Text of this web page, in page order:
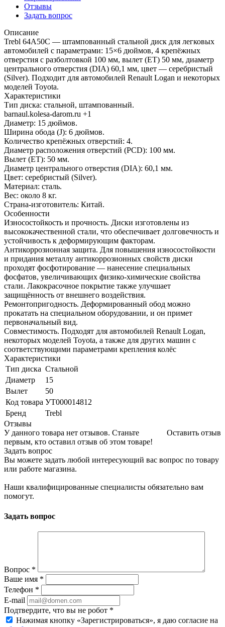
Отзывы
Задать вопрос
Описание
Trebl 64A50C — штампованный стальной диск для легковых
автомобилей с параметрами: 15×6 дюймов, 4 крепёжных
отверстия с разболтовкой 100 мм, вылет (ET) 50 мм, диаметр
центрального отверстия (DIA) 60,1 мм, цвет — серебристый
(Silver). Подходит для автомобилей Renault Logan и некоторых
моделей Toyota.
Характеристики
Тип диска: стальной, штампованный.
barnaul.kolesa-darom.ru +1
Диаметр: 15 дюймов.
Ширина обода (J): 6 дюймов.
Количество крепёжных отверстий: 4.
Диаметр расположения отверстий (PCD): 100 мм.
Вылет (ET): 50 мм.
Диаметр центрального отверстия (DIA): 60,1 мм.
Цвет: серебристый (Silver).
Материал: сталь.
Вес: около 8 кг.
Страна-изготовитель: Китай.
Особенности
Износостойкость и прочность. Диски изготовлены из
высококачественной стали, что обеспечивает долговечность и
устойчивость к деформирующим факторам.
Антикоррозионная защита. Для повышения износостойкости
и придания металлу антикоррозионных свойств диски
проходят фосфотирование — нанесение специальных
фосфатов, увеличивающих физико-химические свойства
стали. Лакокрасочное покрытие также улучшает
защищённость от внешнего воздействия.
Ремонтопригодность. Деформированный обод можно
прокатать на специальном оборудовании, и он примет
первоначальный вид.
Совместимость. Подходят для автомобилей Renault Logan,
некоторых моделей Toyota, а также для других машин с
соответствующими параметрами крепления колёс
Характеристики
Тип диска Стальной
Диаметр
15
Вылет
50
Код товара УТ000014812
Бренд
Trebl
Отзывы
Оставить отзыв
У данного товара нет отзывов. Станьте
первым, кто оставил отзыв об этом товаре!
Задать вопрос
Вы можете задать любой интересующий вас вопрос по товару
или работе магазина.
Наши квалифицированные специалисты обязательно вам
помогут.
Задать вопрос
Вопрос *
Ваше имя *
Телефон *
E-mail
Подтвердите, что вы не робот *
Нажимая кнопку «Зарегистрироваться», я даю согласие на